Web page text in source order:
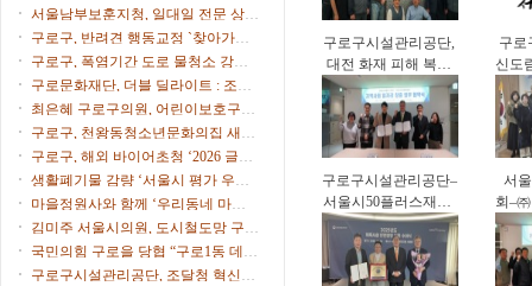
계획 수립 본격 착수
서울남부보훈지청, 일대일 전문 상담
가 ‘보훈매니저’ 운영
구로구, 반려견 행동교정 `찾아가는
펫마스터` 참가자 모집
구로구, 폭염기간 도로 물청소 강화,
살수차7대 투입 무더위 식힌다
구로문화재단, 더블 딜라이트 : 조윤
성 트리오 & 스탠딩 에그 개최
최은혜 구로구의원, 어린이보호구역
운영 개선 주민 간담회 개최
구로구, 천왕동청소년문화의집 새단
장…오픈파티·청소년 축제
구로구, 해외 바이어초청 ‘2026 글로
벌 비즈니스 상담회’ 참가기업 모집
생활폐기물 감량 ‘서울시 평가 우수
구’ 선정
마을정원사와 함께 ‘우리동네 마을
정원’ 식재 행사 개최
김미주 서울시의원, 도시철도망 구축
계획 시민공청회 참석
국민의힘 구로을 당협 “구로1동 데이
터센터 추진 중단을”
구로구시설관리공단, 조달청 혁신제
구로구시설관리공단,
대전 화재 피해 복구
지원 성금 전달
구로
신도
르신
구로구시설관리공단–
서울시50플러스재단,
중장년 일자리 창출
업무협약
서
회–
빌리